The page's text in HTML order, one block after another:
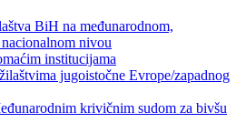
BiH na međunarodnom,
nivou
institucijama
jugoistočne Evrope/zapadnog
krivičnim sudom za bivšu